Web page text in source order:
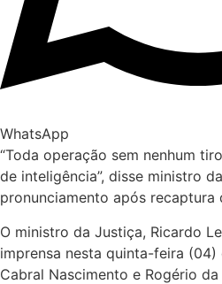
WhatsApp
“Toda operação sem nenhum
de inteligência”, disse ministro
pronunciamento após recaptura
O ministro da Justiça, Ricardo
imprensa nesta quinta-feira
Cabral Nascimento e Rogério